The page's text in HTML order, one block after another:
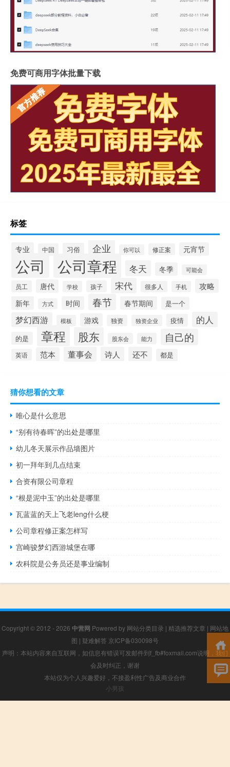
免费可商用字体批量下载
标签
专业 中国 习俗 企业 你可以 修正案 元宵节
公司 公司章程 冬天 冬季 可能会
员工 唐代 学校 孩子 宋代 很多人 手机 攻略
新年 方式 时间 春节 春节期间 是一个
梦幻西游 模板 游戏 独资 独资企业 疫情 的人
的是 章程 股东 股东会 能力 自己的
英语 范本 董事会 诗人 还不 都是
猜你想看的文章
唯心是什么意思
“别有待春晖”的出处是哪里
幼儿冬天展示作品墙图片
初一拜年到几点结束
合资有限公司章程
“根是泥中玉”的出处是哪里
瓦蓝蓝的天上飞老leng什么梗
公司章程修正案怎样写
宫崎骏梦幻西游城堡在哪
农科院是公务员还是事业编制
Copyright © 2012 - 2026 中营网 Powered by 网站分类目录 | 精选推荐文章 | 网站地
图 | 疑难解答 京ICP备030098号
声明：本站内容来自互联网，如信息有错误可发邮件到f_fb#foxmail.com说明，我们
会及时纠正，谢谢
本站仅为个人兴趣爱好，不接盈利性广告及商业合作
小男孩